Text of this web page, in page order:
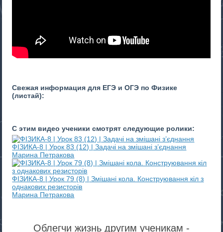
Свежая информация для ЕГЭ и ОГЭ по Физике
(листай):
С этим видео ученики смотрят следующие ролики:
ФІЗИКА-8 | Урок 83 (12) | Задачі на змішані з’єднання
Марина Петракова
ФІЗИКА-8 | Урок 79 (8) | Змішані кола. Конструювання кіл з
однакових резисторів
Марина Петракова
Облегчи жизнь другим ученикам -